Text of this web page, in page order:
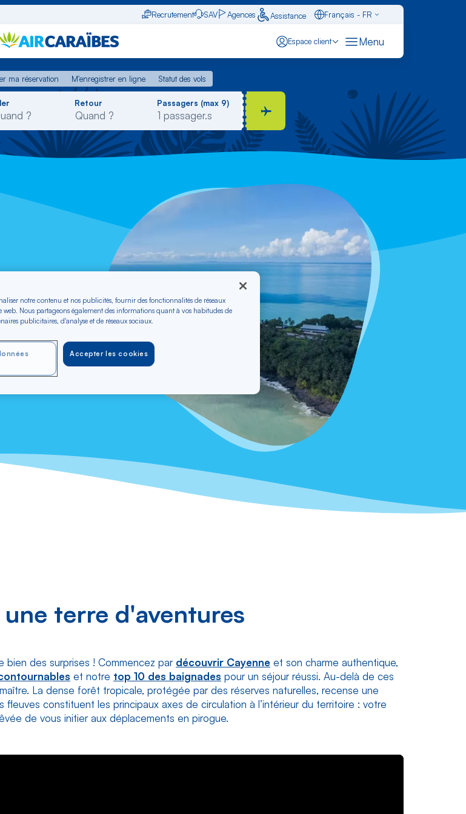
Recrutement SAV Agences Assistance
Français - FR
Espace client Menu
ma réservation M'enregistrer en ligne
Statut des vols
ma réservation M'enregistrer en ligne Statut des vols
Retour Passagers (max 9)
des sites
la culture, la
une terre d'aventures
bien des surprises ! Commencez par découvrir Cayenne et son charme authentique,
et notre top 10 des baignades pour un séjour réussi. Au-delà de ces
La dense forêt tropicale, protégée par des réserves naturelles, recense une
fleuves constituent les principaux axes de circulation à l’intérieur du territoire : votre
de vous initier aux déplacements en pirogue.
notre contenu et nos publicités, fournir des fonctionnalités de réseaux
web. Nous partageons également des informations quant à vos habitudes de
publicitaires, d'analyse et de réseaux sociaux.
Accepter les cookies